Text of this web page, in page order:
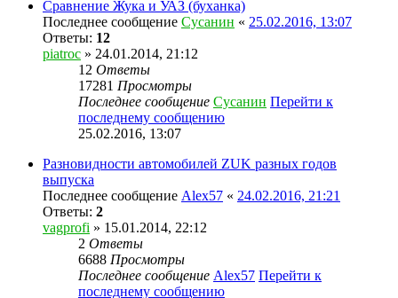
Сравнение Жука и УАЗ (буханка)
Последнее сообщение Сусанин « 25.02.2016, 13:07
Ответы: 12
piatroc » 24.01.2014, 21:12
12 Ответы
17281 Просмотры
Последнее сообщение Сусанин Перейти к
последнему сообщению
25.02.2016, 13:07
Разновидности автомобилей ZUK разных годов
выпуска
Последнее сообщение Alex57 « 24.02.2016, 21:21
Ответы: 2
vagprofi » 15.01.2014, 22:12
2 Ответы
6688 Просмотры
Последнее сообщение Alex57 Перейти к
последнему сообщению